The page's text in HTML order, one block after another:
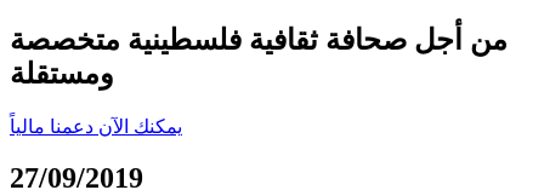
من أجل صحافة ثقافية فلسطينية متخصصة
ومستقلة
يمكنك الآن دعمنا مالياً
27/09/2019